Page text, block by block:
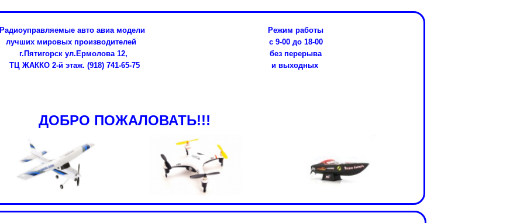
Радиоуправляемые авто авиа модели
лучших мировых производителей
г.Пятигорск ул.Ермолова 12,
ТЦ ЖАККО 2-й этаж. (918) 741-65-75
Режим работы
с 9-00 до 18-00
без перерыва
и выходных
ДОБРО ПОЖАЛОВАТЬ!!!